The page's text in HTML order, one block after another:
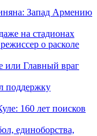
Запад Армению
на стадионах
о расколе
или Главный враг
поддержку
160 лет поисков
единоборства,